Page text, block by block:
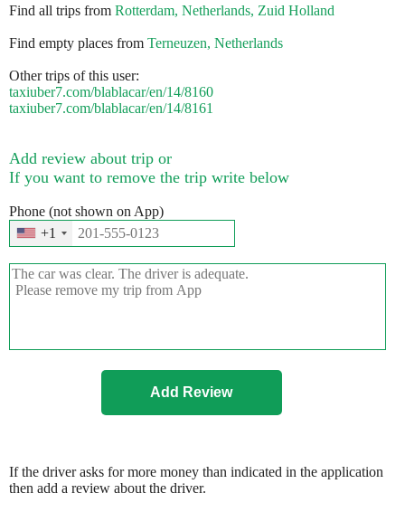
Find all trips from Rotterdam, Netherlands, Zuid Holland
Find empty places from Terneuzen, Netherlands
Other trips of this user:
taxiuber7.com/blablacar/en/14/8160
taxiuber7.com/blablacar/en/14/8161
Add review about trip or
If you want to remove the trip write below
Phone (not shown on App)
+1
If the driver asks for more money than indicated in the application
then add a review about the driver.